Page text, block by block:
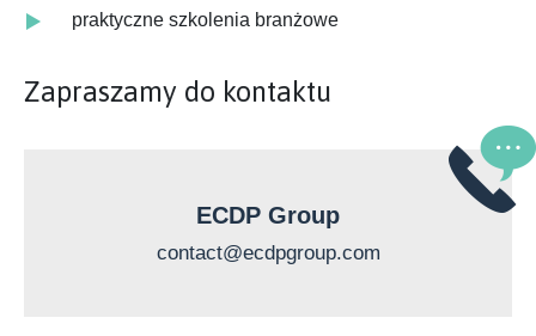
praktyczne szkolenia branżowe
Zapraszamy do kontaktu
ECDP Group
contact@ecdpgroup.com